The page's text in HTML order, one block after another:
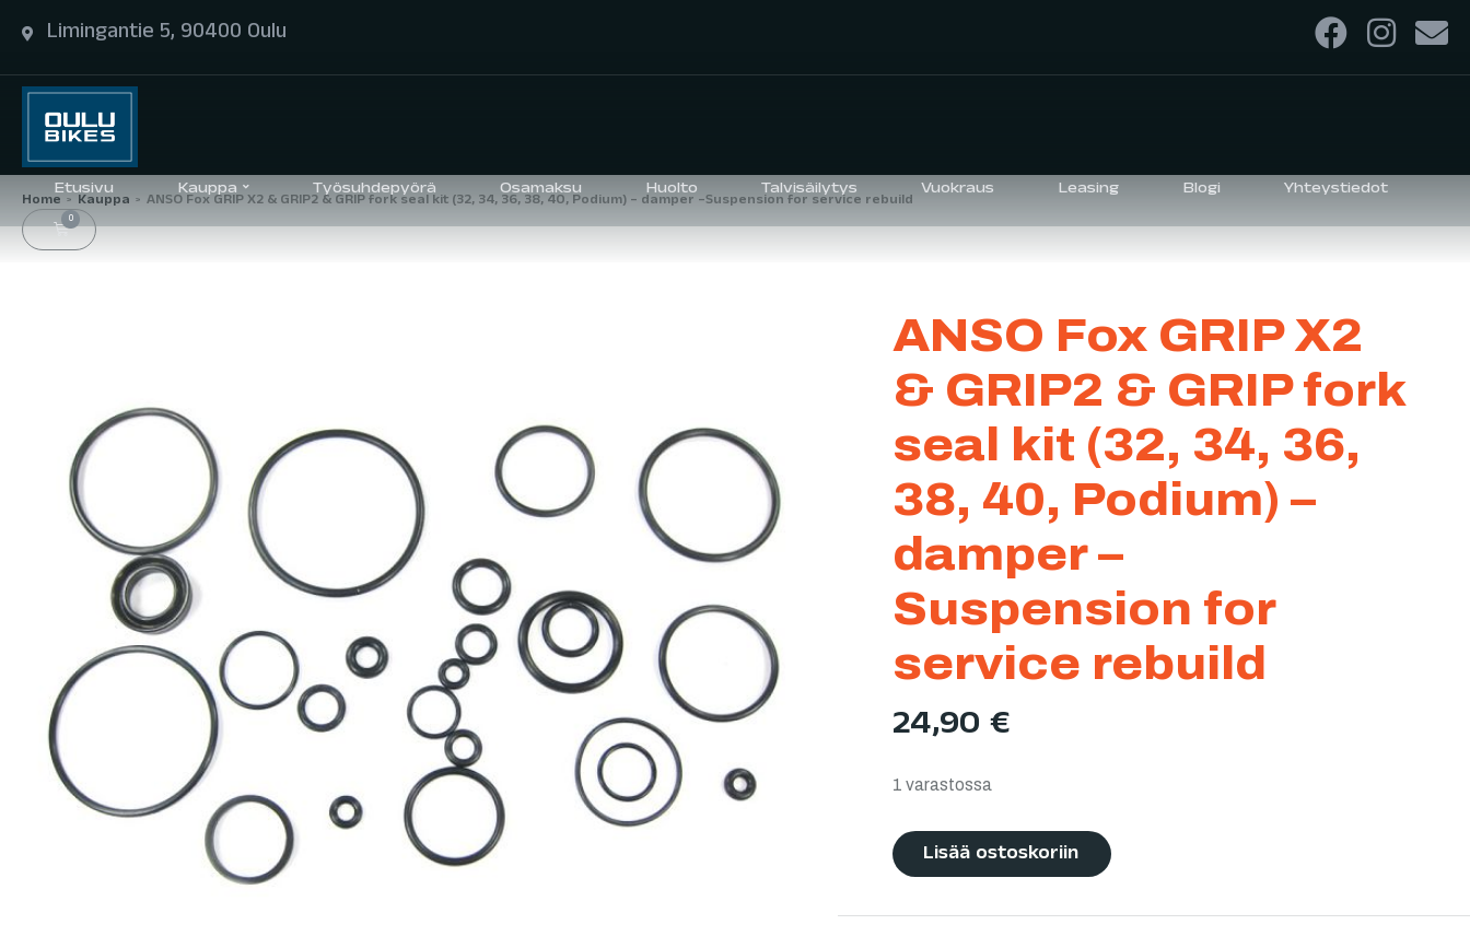
Limingantie 5, 90400 Oulu
Etusivu Kauppa Työsuhdepyörä Osamaksu Huolto Talvisäilytys Vuokraus Leasing Blogi Yhteystiedot
0
Home > Kauppa > ANSO Fox GRIP X2 & GRIP2 & GRIP fork seal kit (32, 34, 36, 38, 40, Podium) – damper –Suspension for service rebuild
ANSO Fox GRIP X2
& GRIP2 & GRIP fork
seal kit (32, 34, 36,
38, 40, Podium) –
damper –
Suspension for
service rebuild
24,90€
1 varastossa
Lisää ostoskoriin